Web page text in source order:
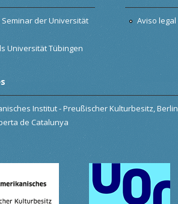
der Universität
Universität Tübingen
Aviso legal
Institut - Preußischer Kulturbesitz, Berlin
de Catalunya